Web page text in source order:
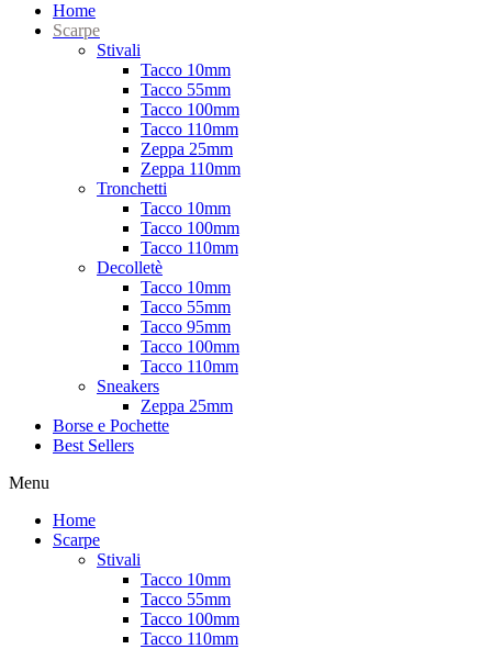
Home
Scarpe
Stivali
Tacco 10mm
Tacco 55mm
Tacco 100mm
Tacco 110mm
Zeppa 25mm
Zeppa 110mm
Tronchetti
Tacco 10mm
Tacco 100mm
Tacco 110mm
Decolletè
Tacco 10mm
Tacco 55mm
Tacco 95mm
Tacco 100mm
Tacco 110mm
Sneakers
Zeppa 25mm
Borse e Pochette
Best Sellers
Menu
Home
Scarpe
Stivali
Tacco 10mm
Tacco 55mm
Tacco 100mm
Tacco 110mm